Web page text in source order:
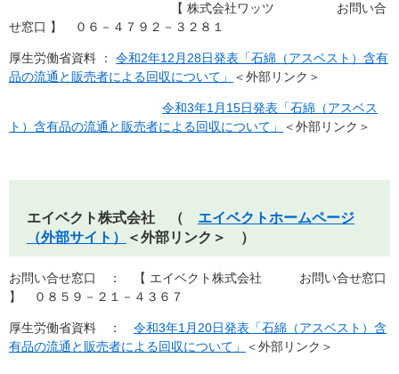
【 株式会社ワッツ お問い合
せ窓口 】 ０６－４７９２－３２８１
厚生労働省資料 ： 令和2年12月28日発表「石綿（アスベスト）含有
品の流通と販売者による回収について」
＜外部リンク＞
令和3年1月15日発表「石綿（アスベス
ト）含有品の流通と販売者による回収について」
＜外部リンク＞
エイベクト株式会社 （ エイベクトホームページ
（外部サイト）
＜外部リンク＞ ）
お問い合せ窓口 ： 【 エイベクト株式会社 お問い合せ窓口
】 ０８５９－２１－４３６７
厚生労働省資料 ： 令和3年1月20日発表「石綿（アスベスト）含
有品の流通と販売者による回収について」
＜外部リンク＞